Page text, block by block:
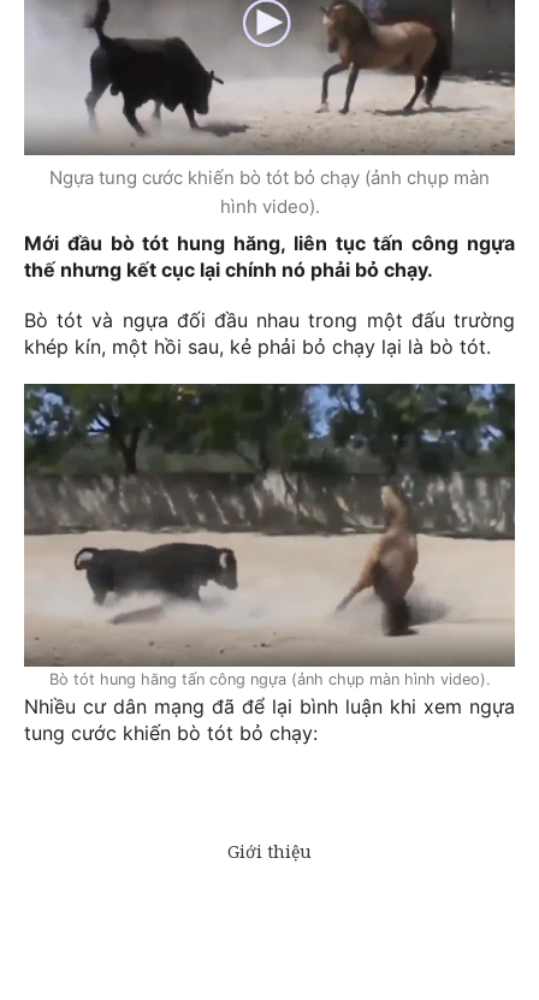
Ngựa tung cước khiến bò tót bỏ chạy (ảnh chụp màn
hình video).
Mới đầu bò tót hung hăng, liên tục tấn công ngựa
thế nhưng kết cục lại chính nó phải bỏ chạy.
Bò tót và ngựa đối đầu nhau trong một đấu trường
khép kín, một hồi sau, kẻ phải bỏ chạy lại là bò tót.
Bò tót hung hăng tấn công ngựa (ảnh chụp màn hình video).
Nhiều cư dân mạng đã để lại bình luận khi xem ngựa
tung cước khiến bò tót bỏ chạy: